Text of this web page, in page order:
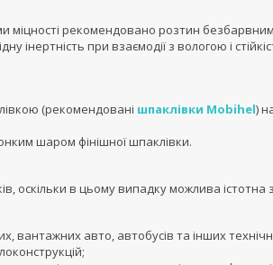
міцності рекомендовано розтин
інертність при взаємодії з вологою і
(рекомендовані шпаклівки Mobihel)
шаром фінішної шпаклівки.
оскільки в цьому випадку можлива істотна
вантажних авто, автобусів та інших